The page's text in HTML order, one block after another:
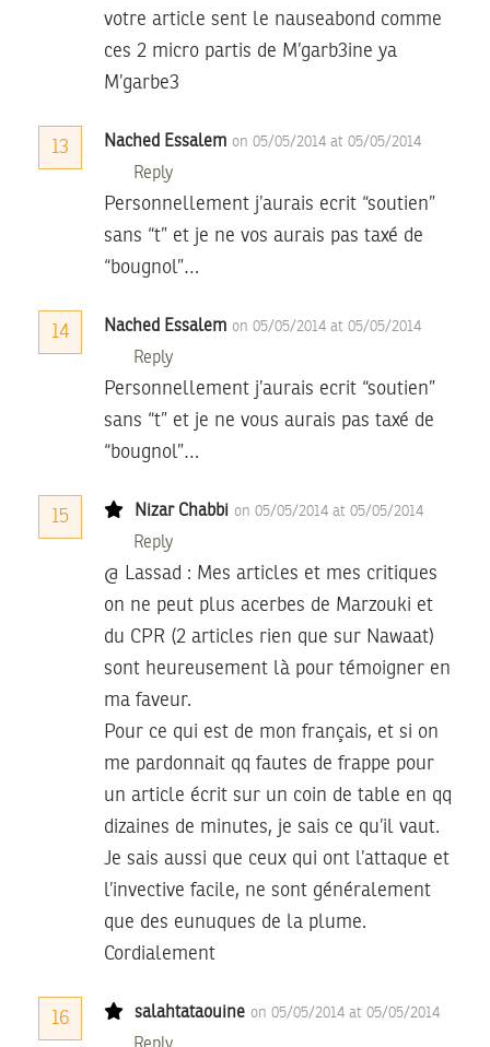
votre article sent le nauseabond comme
ces 2 micro partis de M’garb3ine ya
M’garbe3
13 Nached Essalem on 05/05/2014 at 05/05/2014
Reply
Personnellement j’aurais ecrit “soutien”
sans “t” et je ne vos aurais pas taxé de
“bougnol”…
14 Nached Essalem on 05/05/2014 at 05/05/2014
Reply
Personnellement j’aurais ecrit “soutien”
sans “t” et je ne vous aurais pas taxé de
“bougnol”…
15 Nizar Chabbi on 05/05/2014 at 05/05/2014
Reply
@ Lassad : Mes articles et mes critiques
on ne peut plus acerbes de Marzouki et
du CPR (2 articles rien que sur Nawaat)
sont heureusement là pour témoigner en
ma faveur.
Pour ce qui est de mon français, et si on
me pardonnait qq fautes de frappe pour
un article écrit sur un coin de table en qq
dizaines de minutes, je sais ce qu’il vaut.
Je sais aussi que ceux qui ont l’attaque et
l’invective facile, ne sont généralement
que des eunuques de la plume.
Cordialement
16 salahtataouine on 05/05/2014 at 05/05/2014